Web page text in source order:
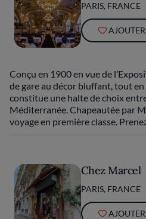
PARIS, FRANCE
Conçu en 1900 en vue de
de gare au décor bluffant, tout
constitue une halte de choix
Méditerranée. Chapeautée par
voyage en première classe.
Chez Marcel
PARIS, FRANCE